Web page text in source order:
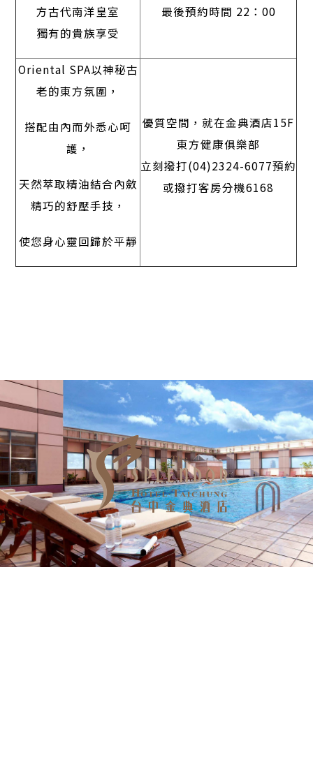
方古代南洋皇室
獨有的貴族享受
最後預約時間 22：00
Oriental SPA以神秘古
老的東方氛圍，
搭配由內而外悉心呵
護，
天然萃取精油結合內斂
精巧的舒壓手技，
使您身心靈回歸於平靜
優質空間，就在金典酒店15F
東方健康俱樂部
立刻撥打(04)2324-6077預約
或撥打客房分機6168